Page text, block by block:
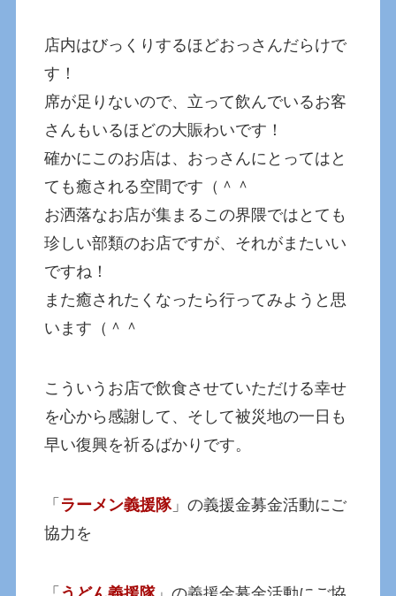
店内はびっくりするほどおっさんだらけで
す！
席が足りないので、立って飲んでいるお客
さんもいるほどの大賑わいです！
確かにこのお店は、おっさんにとってはと
ても癒される空間です（＾＾
お洒落なお店が集まるこの界隈ではとても
珍しい部類のお店ですが、それがまたいい
ですね！
また癒されたくなったら行ってみようと思
います（＾＾
こういうお店で飲食させていただける幸せ
を心から感謝して、そして被災地の一日も
早い復興を祈るばかりです。
「 ラーメン義援隊」の義援金募金活動にご
協力を